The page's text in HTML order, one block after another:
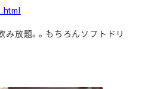
み放題。。もちろんソフトドリ